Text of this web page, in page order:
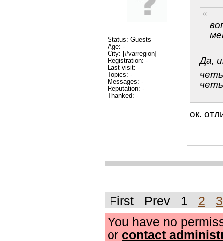
Да,
ок.
Status: Guests
Age: -
City: [#varregion]
Registration: -
Last visit: -
Topics: -
Messages: -
Reputation: -
Thanked: -
First Prev 1 2
3
You have no
or contact